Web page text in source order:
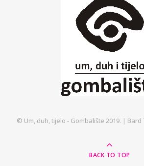
© Um, duh, tijelo - Gombalište 2019. | Bard
BACK TO TOP